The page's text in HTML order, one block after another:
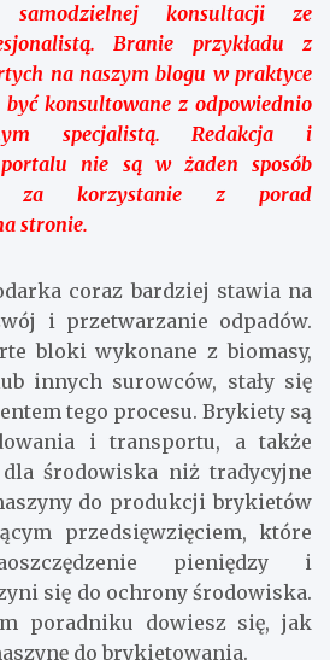
konsultacji ze
Branie przykładu z
na naszym blogu w praktyce
być konsultowane z odpowiednio
specjalistą. Redakcja i
nie są w żaden sposób
za korzystanie z porad
stronie.
coraz bardziej stawia na
i przetwarzanie odpadów.
bloki wykonane z biomasy,
innych surowców, stały się
tego procesu. Brykiety są
i transportu, a także
środowiska niż tradycyjne
do produkcji brykietów
przedsięwzięciem, które
pieniędzy i
się do ochrony środowiska.
poradniku dowiesz się, jak
do brykietowania.